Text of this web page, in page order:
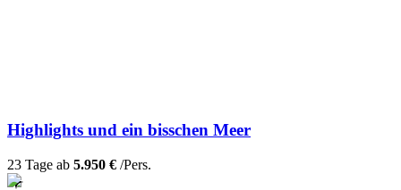
Highlights und ein bisschen Meer
23 Tage ab 5.950 € /Pers.